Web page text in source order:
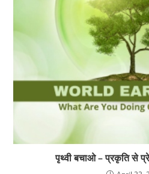
पृथ्वी बचाओ – प्रकृति से